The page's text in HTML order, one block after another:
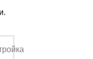
00-90